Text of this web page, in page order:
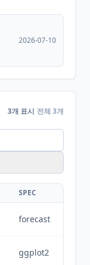
2026-07-10
3개 표시 전체 3개
SPEC
forecast
ggplot2